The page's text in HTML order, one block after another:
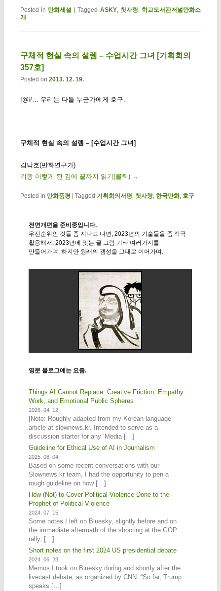
Posted in 만화세설 |Tagged ASKY, 첫사랑, 학교도서관저널만화소
개
구체적 현실 속의 설렘 – 수업시간 그녀 [기획회의
357호]
Posted on 2013. 12. 19.
!@#… 우리는 다들 누군가에게 호구.
구체적 현실 속의 설렘 – [수업시간 그녀]
김낙호(만화연구가)
기왕 이렇게 된 김에 끝까지 읽기(클릭) →
Posted in 만화품평 | Tagged 기획회의서평 첫사랑, 한국만화, 호구
전면개편을 준비중입니다.
우선순위인 것들 좀 지나고 나면, 2023년의 기술들을 좀 적극
활용해서, 2023년에 맞는 글 그림 기타 여러가지를
만들어가며. 하지만 원래의 갬성을 그대로 이어가며.
영문 블로그에는 요즘.
Things AI Cannot Replace: Creative Friction, Empathy
Work, and Emotional Public Spheres
2026. 04. 12.
[Note: Roughly adapted from my Korean language
article at slownews.kr. Intended to serve as a
discussion starter for any ‘Media […]
Guideline for Ethical Use of AI in Journalism
2025. 08. 04.
Based on some recent conversations with our
Slownews.kr team, I had the opportunity to pen a
rough guideline on how […]
How (Not) to Cover Political Violence Done to the
Prophet of Political Violence
2024. 07. 15.
Some notes I left on Bluesky, slightly before and on
the immediate aftermath of the shooting at the GOP
rally, […]
Short notes on the first 2024 US presidential debate
2024. 06. 28.
Memos I took on Bluesky during and shortly after the
livecast debate, as organized by CNN. “So far, Trump
speaks […]